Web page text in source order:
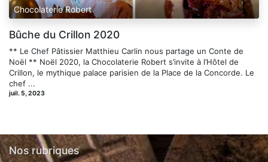
Chocolaterie Robert
Bûche du Crillon 2020
** Le Chef Pâtissier Matthieu Carlin nous partage un Conte de
Noël ** Noël 2020, la Chocolaterie Robert s’invite à l’Hôtel de
Crillon, le mythique palace parisien de la Place de la Concorde. Le
chef ...
juil. 5, 2023
Nos rubriques